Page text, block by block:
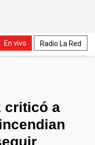
En vivo Radio La Red
criticó a